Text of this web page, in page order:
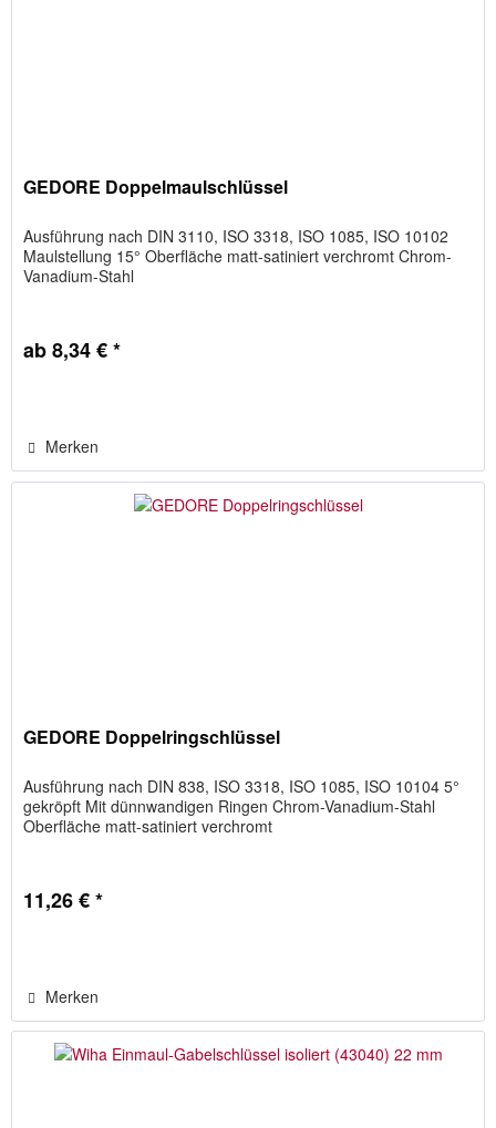
GEDORE Doppelmaulschlüssel
Ausführung nach DIN 3110, ISO 3318, ISO 1085, ISO 10102
Maulstellung 15° Oberfläche matt-satiniert verchromt Chrom-
Vanadium-Stahl
ab 8,34 € *
Merken
GEDORE Doppelringschlüssel
Ausführung nach DIN 838, ISO 3318, ISO 1085, ISO 10104 5°
gekröpft Mit dünnwandigen Ringen Chrom-Vanadium-Stahl
Oberfläche matt-satiniert verchromt
11,26 € *
Merken